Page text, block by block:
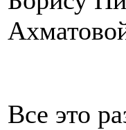
Все это